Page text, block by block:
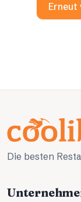
Erneut
Die besten